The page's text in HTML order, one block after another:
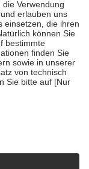
Gesundheit zu
zu unterstützen,
18. Lebensjahr
die von der
Maßnahmen
Bewertungen